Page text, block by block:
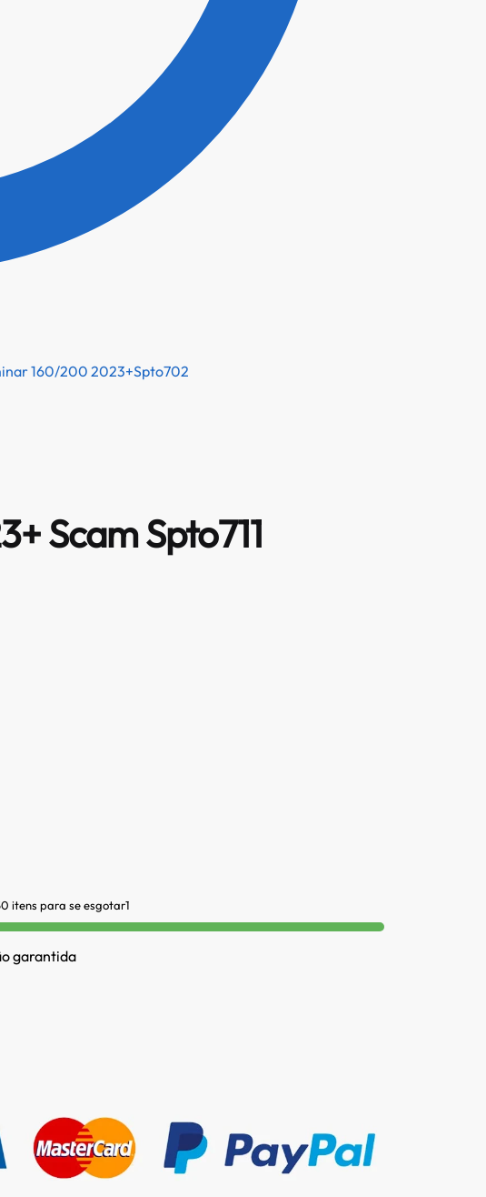
160/200 2023+Spto702
Scam Spto711
itens para se esgotar1
garantida